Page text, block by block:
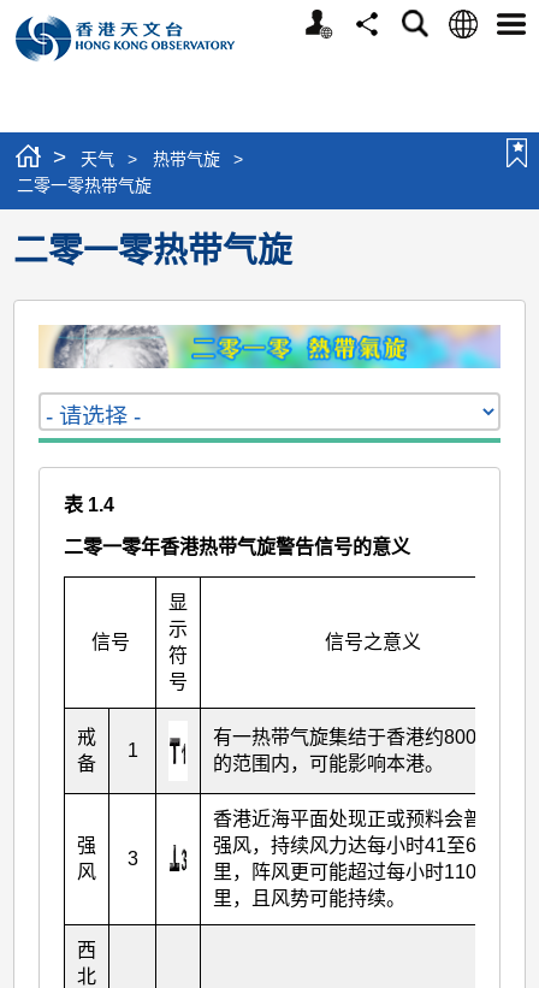
个
分
搜
语
选
> 天气 > 热带气旋
>
二零一零热带气旋
二零一零热带气旋
表 1.4
二零一零年香港热带气旋警告信号的意义
信号
显
示
符
号
信号之意义
戒
备
1
有一热带气旋集结于香港约800公里
的范围内，可能影响本港。
强
风
3
香港近海平面处现正或预料会普遍吹
强风，持续风力达每小时41至62公
里，阵风更可能超过每小时110公
里，且风势可能持续。
西
北